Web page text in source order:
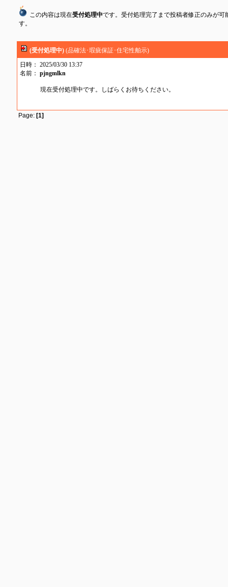
この内容は現在受付処理中です。受付処理完了まで投稿者修正のみが可
す。
(受付処理中)(品確法･瑕疵保証･住宅性舶示)
日時： 2025/03/30 13:37
名前： pjngmlkn
現在受付処理中です。しばらくお待ちください。
Page: [1]